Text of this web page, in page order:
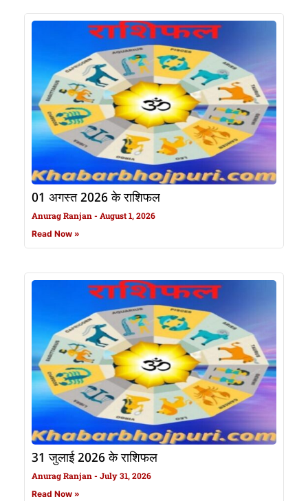
01 अगस्त 2026 के राशिफल
Anurag Ranjan August 1, 2026
Read Now »
31 जुलाई 2026 के राशिफल
Anurag Ranjan July 31, 2026
Read Now »